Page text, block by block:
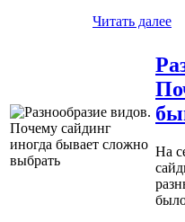
Читать далее
На